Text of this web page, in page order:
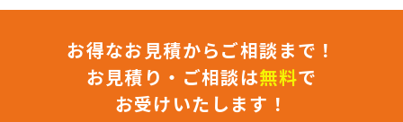
佐藤燃料店
佐野市エルピーガス販売協同組合
佐野燃料
細井プロパン
お得なお見積からご相談まで！
お見積り・ご相談は無料で
お受けいたします！